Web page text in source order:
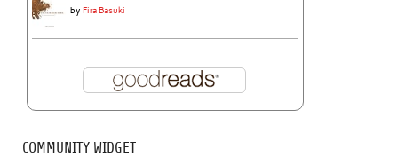
byFira Basuki
COMMUNITY WIDGET